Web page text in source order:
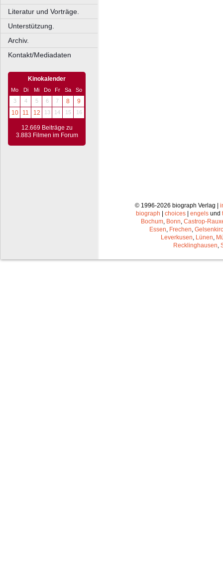
Literatur und Vorträge.
Unterstützung.
Archiv.
Kontakt/Mediadaten
Kinokalender
Mo Di Mi Do Fr Sa
So
3
4 5 6 7 8
9
10
11 12 13 14 15 16
12.669 Beiträge zu
3.883 Filmen im Forum
© 1996-2026 biograph Verlag |
biograph
choices engels und
Bochum, Bonn, Castrop-
Essen, Frechen,
Leverkusen, Lünen,
Recklinghausen,